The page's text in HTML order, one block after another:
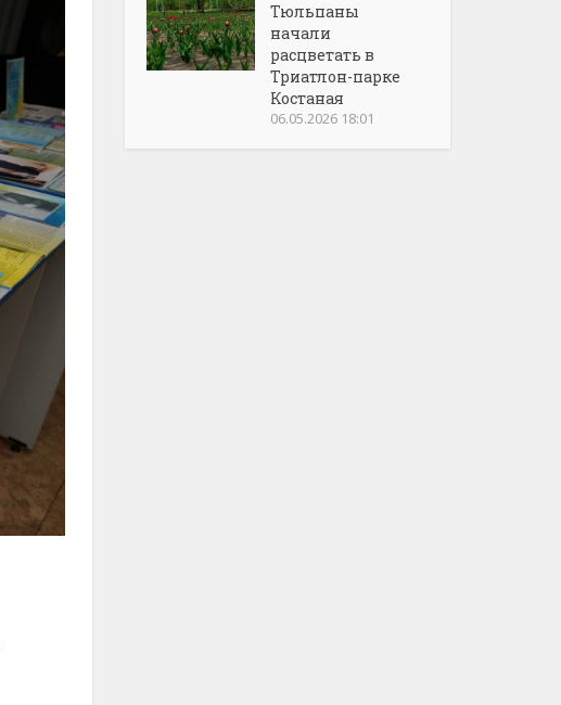
Тюльпаны
начали
расцветать в
Триатлон-парке
Костаная
06.05.2026 18:01